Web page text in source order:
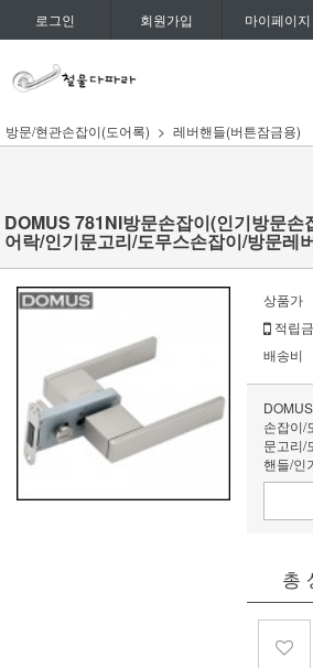
로그인 회원가입 마이페이지
방문/현관손잡이(도어록) 레버핸들(버튼잠금용)
DOMUS 781NI방문손잡이(인기방문손
어락/인기문고리/도무스손잡이/방문레
상품가
적립금
배송비
손잡이/
문고리/
핸들/인
총